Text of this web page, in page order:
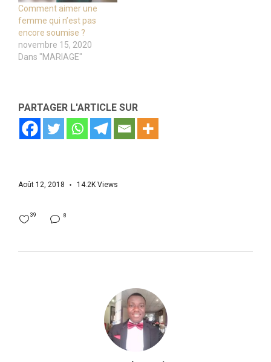
Comment aimer une
femme qui n’est pas
encore soumise ?
novembre 15, 2020
Dans "MARIAGE"
PARTAGER L'ARTICLE SUR
Août 12, 2018 14.2K Views
8
39